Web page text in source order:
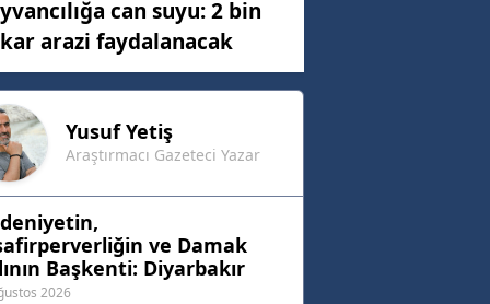
can suyu: 2 bin
arazi faydalanacak
YusufYetiş
Araştırmacı Gazeteci Yazar
ve Damak
Başkenti: Diyarbakır
2026